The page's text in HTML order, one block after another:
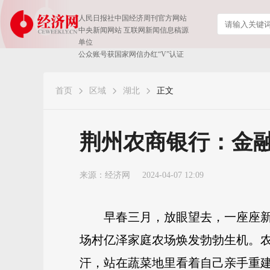
人民日报社中国经济周刊官方网站
中央新闻网站 互联网新闻信息稿源
单位
公众账号获国家网信办红“V”认证
首页 区域 湖北 正文
荆州农商银行：金
来源： 经济网 2024-04-07 12:09
早春三月，放眼望去，一座座
场村亿泽家庭农场焕发勃勃生机。
汗，站在蔬菜地里看着自己亲手重